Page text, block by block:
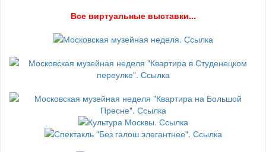
Все виртуальные выставки...